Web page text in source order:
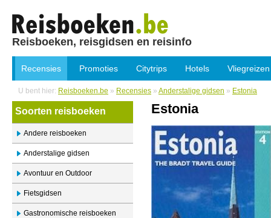
Reisboeken, reisgidsen en reisinfo
Recensies Promoties Citytrips Hotels Vliegreizen
U bent hier: Reisboeken.be » Recensies » Anderstalige gidsen » Estonia
Soorten reisboeken
Andere reisboeken
Anderstalige gidsen
Avontuur en Outdoor
Fietsgidsen
Gastronomische reisboeken
Estonia